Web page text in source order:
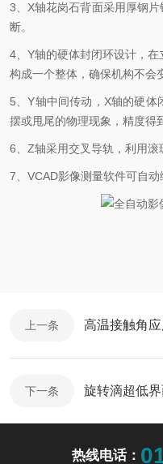
3、X轴花岗石背面采用厚钢
断。
4、Y轴的硬体封闭环设计，
构成一个整体，确保机构不会
5、Y轴中间传动，X轴的硬体
摆或甩尾的物理现象，精度得
6、Z轴采用交叉导轨，利用滚
7、VCAD影像测量软件可自动
上一条 高温接触角应
下一条 旋转滴超低
热线电话：